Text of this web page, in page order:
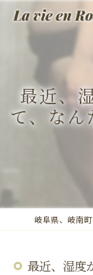
最近、
て、なん
最近、湿度